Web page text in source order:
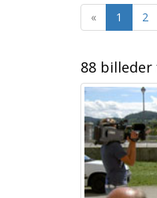
« 1 2
88 billeder